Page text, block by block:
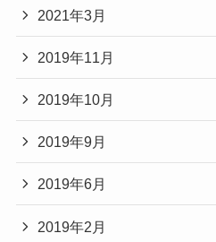
2021年3月
2019年11月
2019年10月
2019年9月
2019年6月
2019年2月